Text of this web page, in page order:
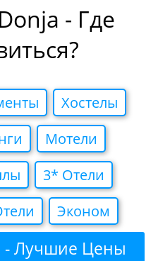
- Где
Хостелы
Мотели
3* Отели
Эконом
- Лучшие Цены